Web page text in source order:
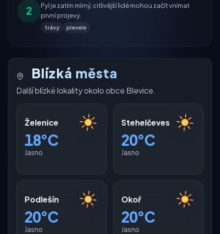
2
Pyl je zatím mírný, citlivější lidé mohou začít vnímat
první projevy.
trávy plevele
Blízká města
Další blízké lokality okolo obce Blevice.
Želenice
18°C
Jasno
Stehelčeves
20°C
Jasno
Podlešín
20°C
Jasno
Okoř
20°C
Jasno